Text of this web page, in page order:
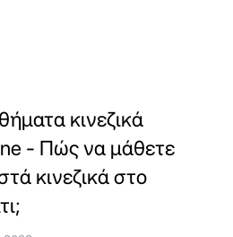
κινεζικά
- Πώς να μάθετε
κινεζικά στο